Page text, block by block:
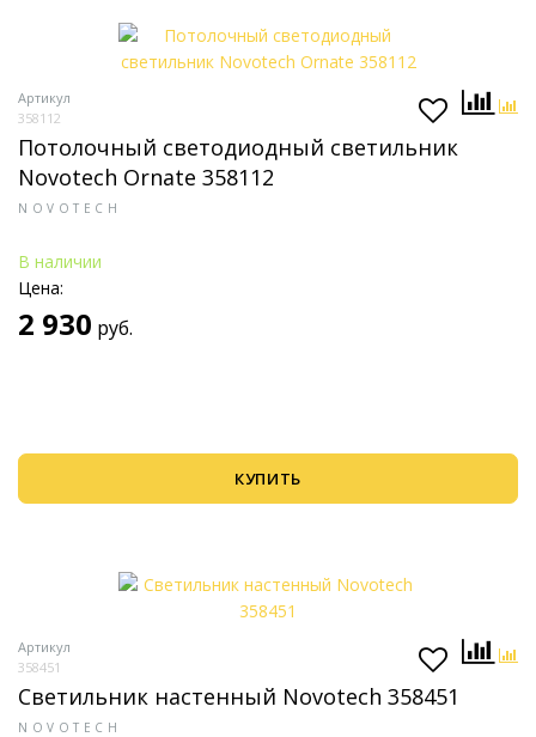
Артикул
358112
Потолочный светодиодный светильник
Novotech Ornate 358112
NOVOTECH
В наличии
Цена:
2 930 руб.
КУПИТЬ
Артикул
358451
Светильник настенный Novotech 358451
NOVOTECH